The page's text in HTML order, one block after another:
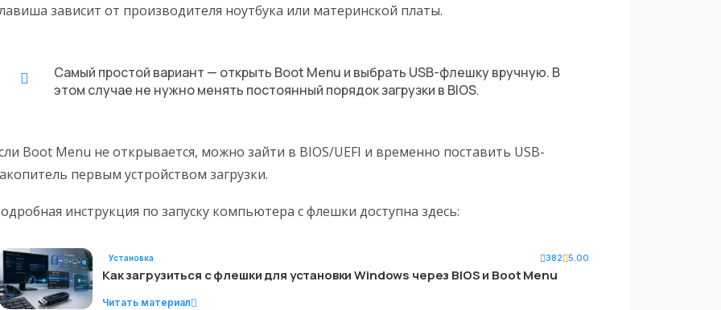
зависит от производителя ноутбука или материнской платы.
Самый простой вариант — открыть Boot Menu и выбрать USB-флешку вручную. В
этом случае не нужно менять постоянный порядок загрузки в BIOS.
Boot Menu не открывается, можно зайти в BIOS/UEFI и временно поставить USB-
первым устройством загрузки.
инструкция по запуску компьютера с флешки доступна здесь:
Установка 382 5.00
Как загрузиться с флешки для установки Windows через BIOS и Boot Menu
Читать материал